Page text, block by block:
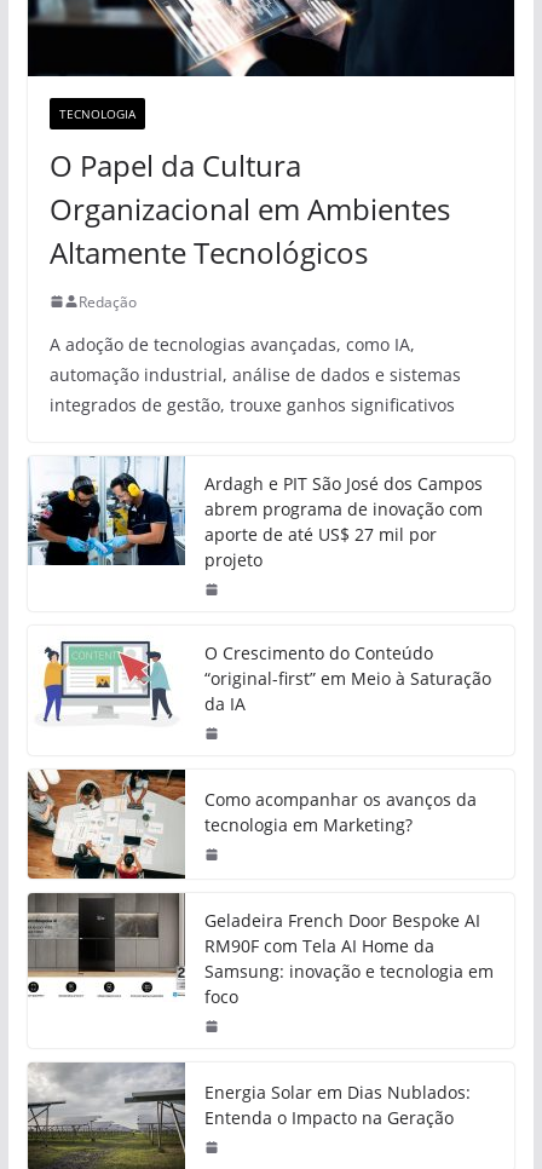
TECNOLOGIA
O Papel da Cultura
Organizacional em Ambientes
Altamente Tecnológicos
Redação
A adoção de tecnologias avançadas, como IA,
automação industrial, análise de dados e sistemas
integrados de gestão, trouxe ganhos significativos
Ardagh e PIT São José dos Campos
abrem programa de inovação com
aporte de até US$ 27 mil por
projeto
O Crescimento do Conteúdo
“original-first” em Meio à Saturação
da IA
Como acompanhar os avanços da
tecnologia em Marketing?
Geladeira French Door Bespoke AI
RM90F com Tela AI Home da
Samsung: inovação e tecnologia em
foco
Energia Solar em Dias Nublados:
Entenda o Impacto na Geração